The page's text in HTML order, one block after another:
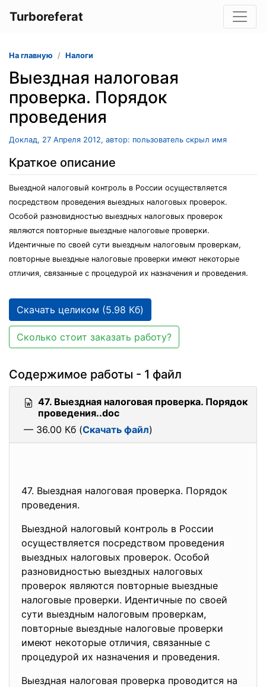
Turboreferat
На главную Налоги
Выездная налоговая
проверка. Порядок
проведения
Доклад, 27 Апреля 2012, автор: пользователь скрыл имя
Краткое описание
Выездной налоговый контроль в России осуществляется
посредством проведения выездных налоговых проверок.
Особой разновидностью выездных налоговых проверок
являются повторные выездные налоговые проверки.
Идентичные по своей сути выездным налоговым проверкам,
повторные выездные налоговые проверки имеют некоторые
отличия, связанные с процедурой их назначения и проведения.
Скачать целиком (5.98 Кб)
Сколько стоит заказать работу?
Содержимое работы - 1 файл
47. Выездная налоговая проверка. Порядок
проведения..doc
— 36.00 Кб (Скачать файл)
47. Выездная налоговая проверка. Порядок
проведения.
Выездной налоговый контроль в России
осуществляется посредством проведения
выездных налоговых проверок. Особой
разновидностью выездных налоговых
проверок являются повторные выездные
налоговые проверки. Идентичные по своей
сути выездным налоговым проверкам,
повторные выездные налоговые проверки
имеют некоторые отличия, связанные с
процедурой их назначения и проведения.
Выездная налоговая проверка проводится на